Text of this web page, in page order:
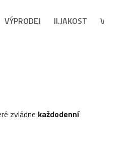
VÝPRODEJ II.JAKOST VÁNOČNÍ
zvládne každodenní